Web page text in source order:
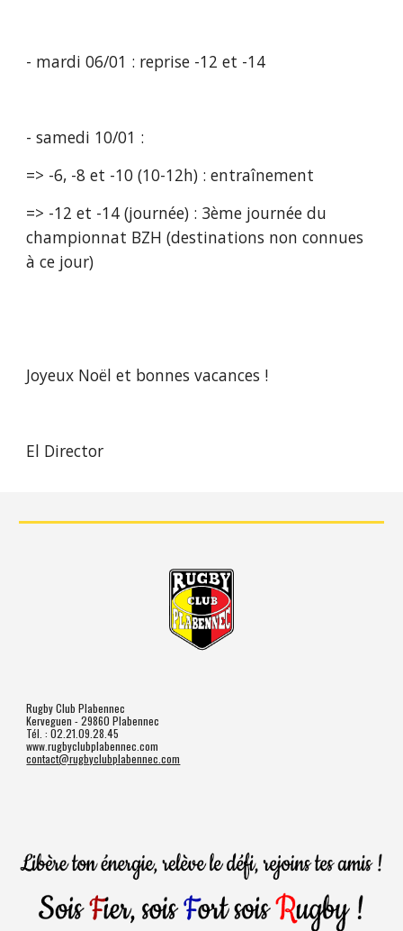
- mardi 06/01 : reprise -12 et -14
- samedi 10/01 :
=> -6, -8 et -10 (10-12h) : entraînement
=> -12 et -14 (journée) : 3ème journée du
championnat BZH (destinations non connues
à ce jour)
Joyeux Noël et bonnes vacances !
El Director
Rugby Club Plabennec
Kerveguen - 29860 Plabennec
Tél. : 02.21.09.28.45
www.rugbyclubplabennec.com
contact@rugbyclubplabennec.com